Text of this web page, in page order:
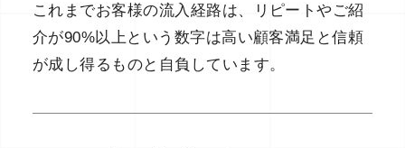
これまでお客様の流入経路は、リピートやご紹
介が90%以上という数字は高い顧客満足と信頼
が成し得るものと自負しています。